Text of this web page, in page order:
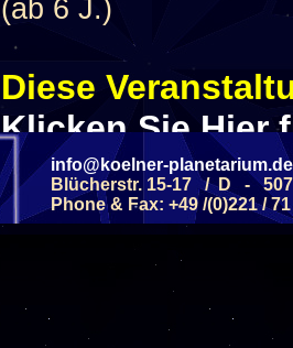
(ab 6 J.)
Diese
Klicken Sie Hier
Diese
Wochentag
info@koelner-planetarium.de
Blücherstr. 15-17 / D -
Phone & Fax: +49 /(0)221 /